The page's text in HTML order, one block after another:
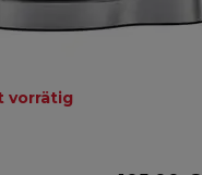
vorrätig